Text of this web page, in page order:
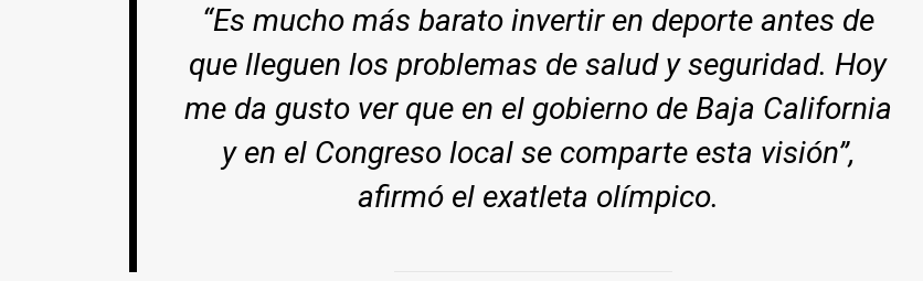
“Es mucho más barato invertir en deporte antes de
que lleguen los problemas de salud y seguridad. Hoy
me da gusto ver que en el gobierno de Baja California
y en el Congreso local se comparte esta visión”,
afirmó el exatleta olímpico.